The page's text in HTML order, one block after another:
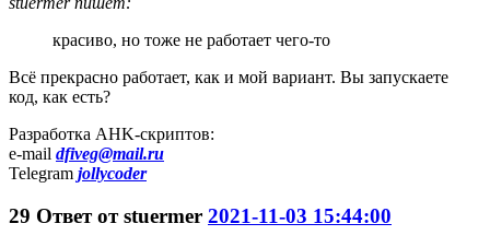
красиво, но тоже не работает чего-то
Всё прекрасно работает, как и мой вариант. Вы запускаете
код, как есть?
Разработка AHK-скриптов:
e-mail dfiveg@mail.ru
Telegram jollycoder
29 Ответ отstuermer 2021-11-03 15:44:00